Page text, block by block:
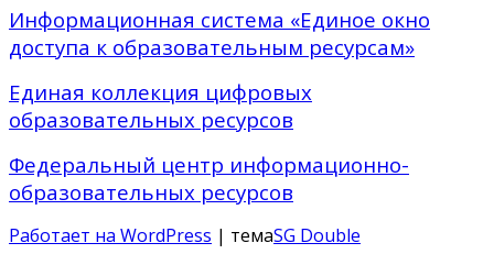
Информационная система «Единое окно
доступа к образовательным ресурсам»
Единая коллекция цифровых
образовательных ресурсов
Федеральный центр информационно-
образовательных ресурсов
Работает на WordPress | темаSG Double